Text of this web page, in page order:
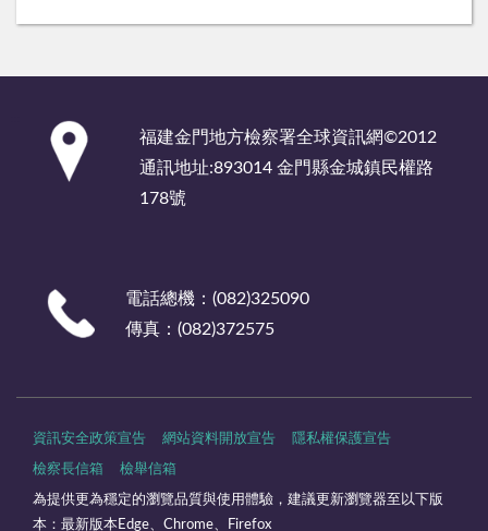
福建金門地方檢察署全球資訊網©2012
通訊地址:893014 金門縣金城鎮民權路
178號
電話總機：(082)325090
傳真：(082)372575
資訊安全政策宣告 網站資料開放宣告 隱私權保護宣告
檢察長信箱 檢舉信箱
為提供更為穩定的瀏覽品質與使用體驗，建議更新瀏覽器至以下版
本：最新版本Edge、Chrome、Firefox